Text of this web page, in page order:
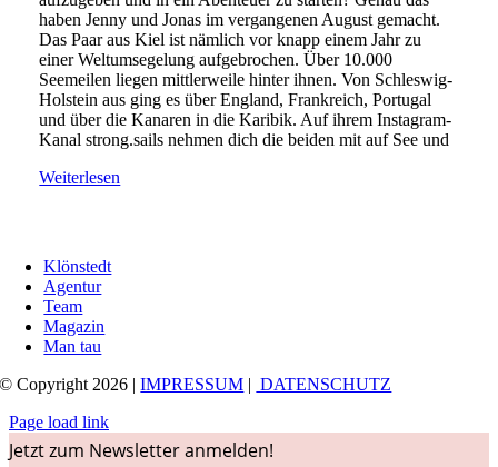
haben Jenny und Jonas im vergangenen August gemacht.
Das Paar aus Kiel ist nämlich vor knapp einem Jahr zu
einer Weltumsegelung aufgebrochen. Über 10.000
Seemeilen liegen mittlerweile hinter ihnen. Von Schleswig-
Holstein aus ging es über England, Frankreich, Portugal
und über die Kanaren in die Karibik. Auf ihrem Instagram-
Kanal strong.sails nehmen dich die beiden mit auf See und
Weiterlesen
Klönstedt
Agentur
Team
Magazin
Man tau
© Copyright 2026 |IMPRESSUM
DATENSCHUTZ
Page load link
Jetzt zum Newsletter anmelden!